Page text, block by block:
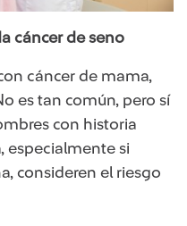
cáncer de seno
cáncer de mama,
es tan común, pero sí
con historia
especialmente si
consideren el riesgo